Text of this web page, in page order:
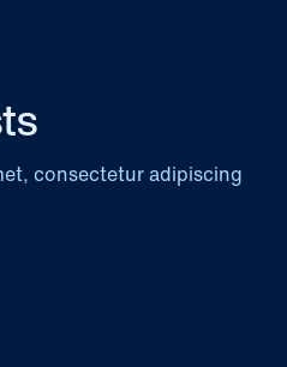
consectetur adipiscing